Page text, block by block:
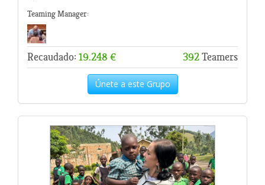
Teaming Manager:
Recaudado: 19.248 € 392Teamers
Únete a este Grupo